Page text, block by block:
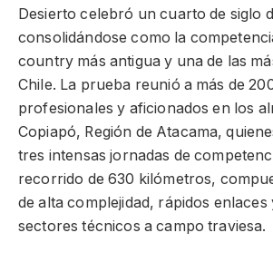
Desierto celebró un cuarto de siglo
consolidándose como la
country más antigua y una de las
Chile. La prueba reunió a más de
profesionales y aficionados en los
Copiapó, Región de Atacama,
tres intensas jornadas de
recorrido de 630 kilómetros,
de alta complejidad, rápidos enlaces
sectores técnicos a campo traviesa.